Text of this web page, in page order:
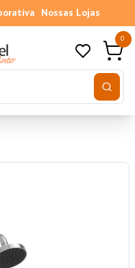
Nossas Lojas
0